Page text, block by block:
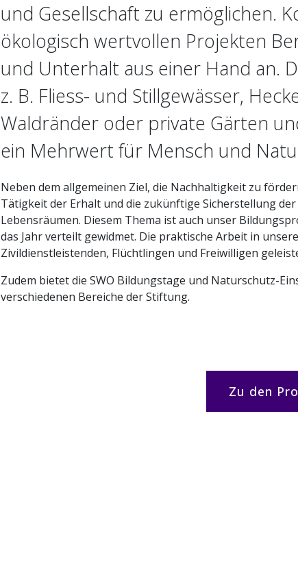
und Gesellschaft zu ermöglichen.
ökologisch wertvollen Projekten
und Unterhalt aus einer Hand an.
z. B. Fliess- und Stillgewässer,
Waldränder oder private Gärten
ein Mehrwert für Mensch und
Neben dem allgemeinen Ziel, die Nachhaltigkeit zu
Tätigkeit der Erhalt und die zukünftige Sicherstellung
Lebensräumen. Diesem Thema ist auch unser
das Jahr verteilt gewidmet. Die praktische Arbeit in
Zivildienstleistenden, Flüchtlingen und Freiwilligen
Zudem bietet die SWO Bildungstage und Naturschutz-
verschiedenen Bereiche der Stiftung.
Zu den